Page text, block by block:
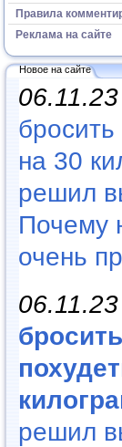
Правила
Реклама на сайте
Новое на сайте
06.11.23
бросить
на 30
решил
Почему
очень
06.11.23
решил